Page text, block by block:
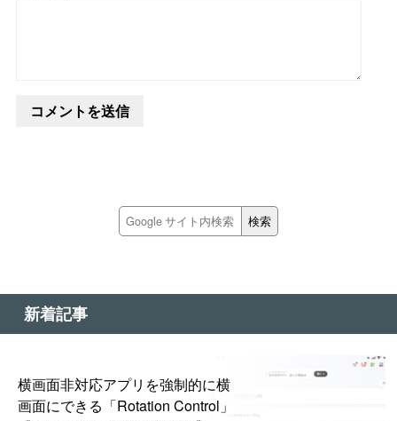
新着記事
横画面非対応アプリを強制的に横
画面にできる「Rotation Control」